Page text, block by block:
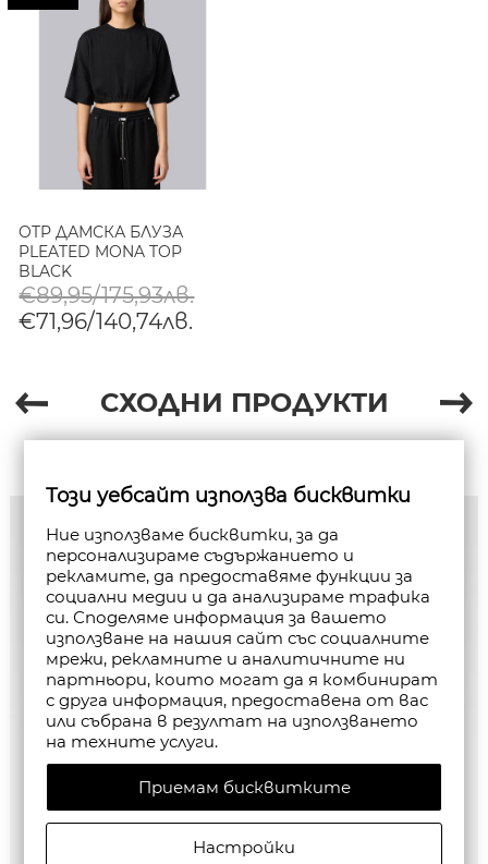
OTP ДАМСКА БЛУЗА
PLEATED MONA TOP
BLACK
€89,95/175,93лв.
€71,96/140,74лв.
СХОДНИ ПРОДУКТИ
Този уебсайт използва бисквитки
Ние използваме бисквитки, за да
персонализираме съдържанието и
рекламите, да предоставяме функции за
социални медии и да анализираме трафика
си. Споделяме информация за вашето
използване на нашия сайт със социалните
мрежи, рекламните и аналитичните ни
партньори, които могат да я комбинират
с друга информация, предоставена от вас
или събрана в резултат на използването
на техните услуги.
Приемам бисквитките
Настройки